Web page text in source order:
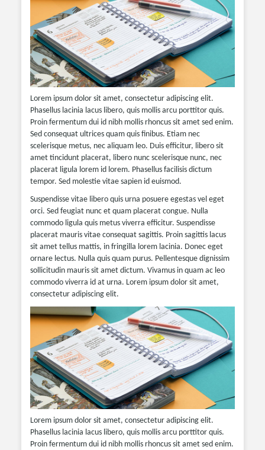
Lorem ipsum dolor sit amet, consectetur adipiscing elit.
Phasellus lacinia lacus libero, quis mollis arcu porttitor quis.
Proin fermentum dui id nibh mollis rhoncus sit amet sed enim.
Sed consequat ultrices quam quis finibus. Etiam nec
scelerisque metus, nec aliquam leo. Duis efficitur, libero sit
amet tincidunt placerat, libero nunc scelerisque nunc, nec
placerat ligula lorem id lorem. Phasellus facilisis dictum
tempor. Sed molestie vitae sapien id euismod.
Suspendisse vitae libero quis urna posuere egestas vel eget
orci. Sed feugiat nunc et quam placerat congue. Nulla
commodo ligula quis metus viverra efficitur. Suspendisse
placerat mauris vitae consequat sagittis. Proin sagittis lacus
sit amet tellus mattis, in fringilla lorem lacinia. Donec eget
ornare lectus. Nulla quis quam purus. Pellentesque dignissim
sollicitudin mauris sit amet dictum. Vivamus in quam ac leo
commodo viverra id at urna. Lorem ipsum dolor sit amet,
consectetur adipiscing elit.
Lorem ipsum dolor sit amet, consectetur adipiscing elit.
Phasellus lacinia lacus libero, quis mollis arcu porttitor quis.
Proin fermentum dui id nibh mollis rhoncus sit amet sed enim.